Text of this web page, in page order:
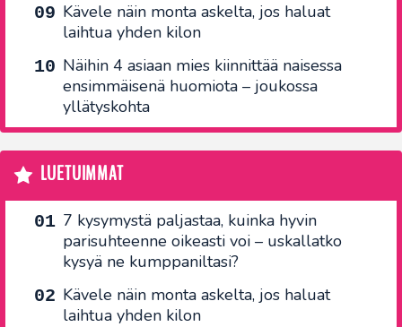
Kävele näin monta askelta, jos haluat
laihtua yhden kilon
Näihin 4 asiaan mies kiinnittää naisessa
ensimmäisenä huomiota – joukossa
yllätyskohta
LUETUIMMAT
7 kysymystä paljastaa, kuinka hyvin
parisuhteenne oikeasti voi – uskallatko
kysyä ne kumppaniltasi?
Kävele näin monta askelta, jos haluat
laihtua yhden kilon